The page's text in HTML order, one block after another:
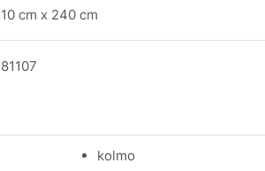
cm x 240 cm
kolmo